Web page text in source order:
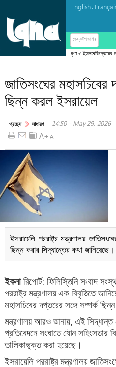
English.
ডেস্কটপ ভার্শন
ঘৃণা ও ইসলামবিদ্বেষের
জাতিসংঘের মহাসচিবের
ছিন্ন করল ইসরায়েল
প্রচ্ছদ সাধারণ 14:50 - May 29, 2026
ইসরায়েলি পররাষ্ট্র মন্ত্রণালয়
ছিন্ন করার সিদ্ধান্তের কথা জানিয়েছে।
ইকনারিপোর্ট: ফিলিস্তিনি সংবাদ
পররাষ্ট্র মন্ত্রণালয় এক বিবৃতিতে
মহাসচিবের দপ্তরের সঙ্গে সম্পর্ক
মন্ত্রণালয় আরও জানায়, এই সিদ্ধান্ত
প্রতিবেদনে সংঘাতে যৌন সহিংসতার
তালিকাভুক্ত করা হয়েছে।
ইসরায়েলি পররাষ্ট্র মন্ত্রণালয়